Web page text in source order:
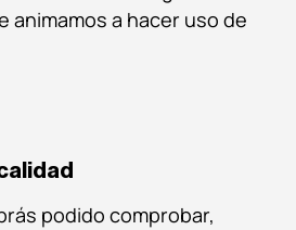
animamos a hacer uso de
podido comprobar,